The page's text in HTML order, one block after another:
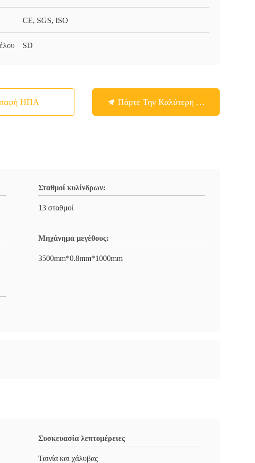
CE, SGS, ISO
SD
ΗΠΑ Πάρτε Την Καλύτερη Τιμή
Σταθμοί κυλίνδρων:
13 σταθμοί
Μηχάνημα μεγέθους:
3500mm*0.8mm*1000mm
Συσκευασία λεπτομέρειες
Ταινία και χάλυβας